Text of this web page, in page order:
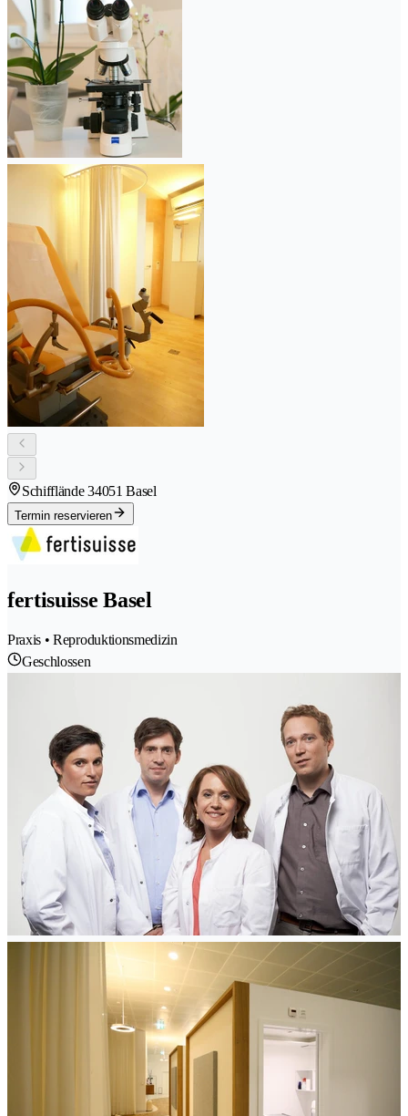
Schifflände 34051 Basel
Termin reservieren
fertisuisse Basel
Praxis • Reproduktionsmedizin
Geschlossen